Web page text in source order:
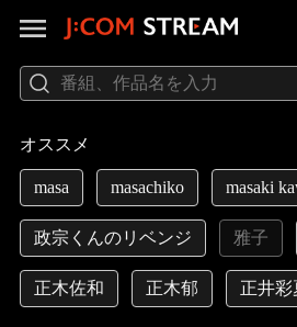
オススメ
masa masachiko masaki
政宗くんのリベンジ 雅子
正木佐和 正木郁 正井彩